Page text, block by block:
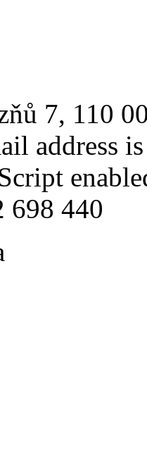
7, 110
address
698 440